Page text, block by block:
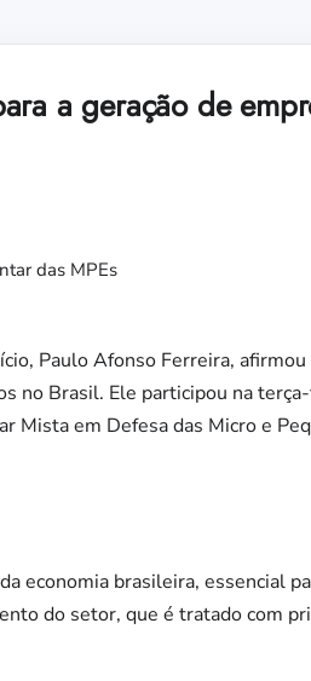
a geração de
das MPEs
Paulo Afonso Ferreira, afirmou
no Brasil. Ele participou na
Mista em Defesa das Micro e
economia brasileira, essencial
do setor, que é tratado com